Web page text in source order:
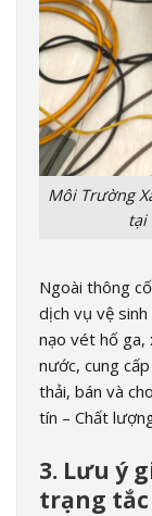
Môi Trường
tại
Ngoài thông
dịch vụ vệ
nạo vét hố ga,
nước, cung
thải, bán và
tín – Chất
3. Lưu ý
trạng tắc